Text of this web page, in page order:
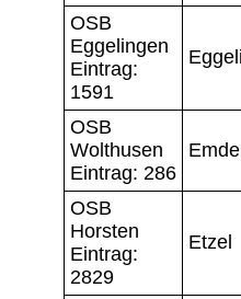
OSB
Eggelingen
Eintrag:
1591
OSB
Wolthusen
Eintrag: 286
OSB
Horsten
Eintrag:
2829
Etzel